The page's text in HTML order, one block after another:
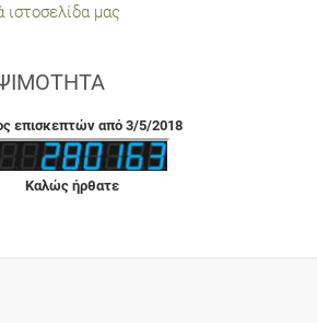
ιστοσελίδα μας
επισκεπτών από 3/5/2018
Καλώς ήρθατε